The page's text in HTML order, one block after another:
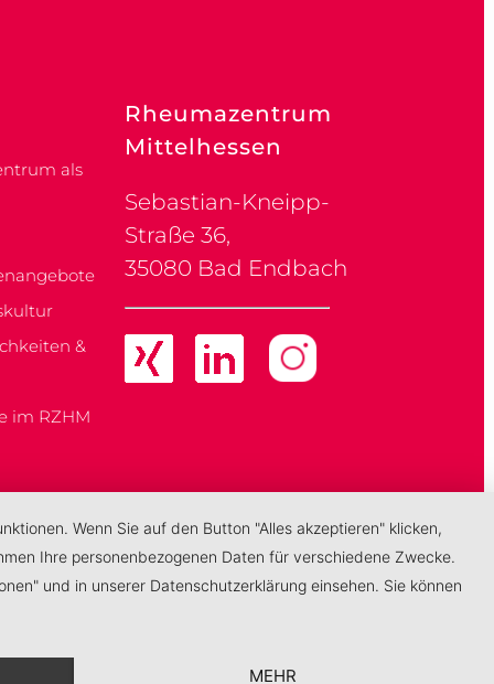
als
&
im RZHM
Rheumazentrum
Mittelhessen
Sebastian-Kneipp-
Straße 36,
35080 Bad Endbach
Wenn Sie auf den Button "Alles akzeptieren" klicken,
Ihre personenbezogenen Daten für verschiedene Zwecke.
und in unserer Datenschutzerklärung einsehen. Sie können
MEHR